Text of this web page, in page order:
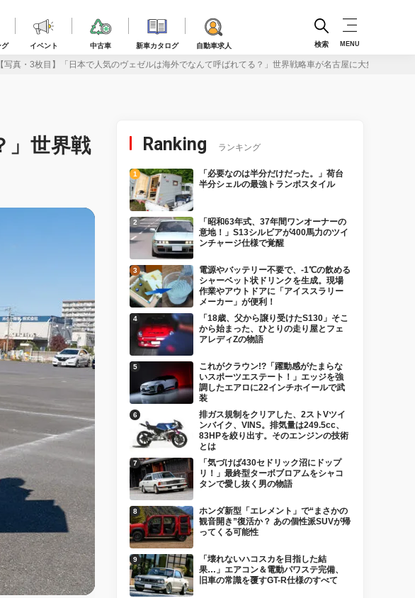
グ イベント 中古車 新車カタログ 自動車求人 検索 MENU
【写真・3枚目】「日本で人気のヴェゼルは海外でなんて呼ばれてる？」世界戦略車が名古屋に大集結！
」世界戦
Ranking ランキング
「必要なのは半分だけだった。」荷台
半分シェルの最強トランポスタイル
「昭和63年式、37年間ワンオーナーの
意地！」S13シルビアが400馬力のツイ
ンチャージ仕様で覚醒
電源やバッテリー不要で、-1℃の飲める
シャーベット状ドリンクを生成。現場
作業やアウトドアに「アイススラリー
メーカー」が便利！
「18歳、父から譲り受けたS130」そこ
から始まった、ひとりの走り屋とフェ
アレディZの物語
これがクラウン!?「躍動感がたまらな
いスポーツエステート！」エッジを強
調したエアロに22インチホイールで武
装
排ガス規制をクリアした、2ストVツイ
ンバイク、VINS。排気量は249.5cc、
83HPを絞り出す。そのエンジンの技術
とは
「気づけば430セドリック沼にドップ
リ！」最終型ターボブロアムをシャコ
タンで愛し抜く男の物語
ホンダ新型「エレメント」で“まさかの
観音開き”復活か？ あの個性派SUVが帰
ってくる可能性
「壊れないハコスカを目指した結
果…」エアコン＆電動パワステ完備、
旧車の常識を覆すGT-R仕様のすべて